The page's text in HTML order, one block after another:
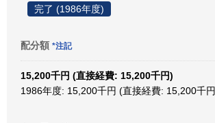
完了 (1986年度)
配分額 *注記
15,200千円 (直接経費: 15,200千円)
1986年度: 15,200千円 (直接経費: 15,200千